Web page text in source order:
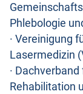
Phlebologie
· Vereinigung
Lasermedizin
·
Rehabilitation